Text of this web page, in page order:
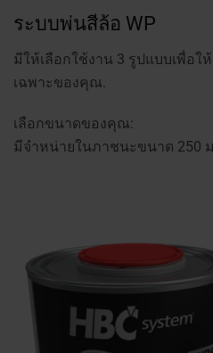
ระบบพ่นสีล้อ WP
มีให้เลือกใช้งาน 3 รูปแบบเพื่อใ
เฉพาะของคุณ.
เลือกขนาดของคุณ:
มีจำหน่ายในภาชนะขนาด 250